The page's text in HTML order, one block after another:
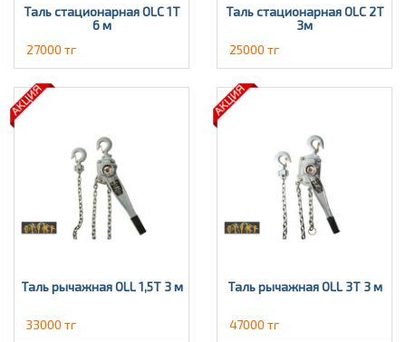
Таль стационарная OLC 1Т
6 м
27000 тг
Таль стационарная OLC 2T
3м
25000 тг
Таль рычажная OLL 1,5Т 3 м
33000 тг
Таль рычажная OLL 3T 3 м
47000 тг